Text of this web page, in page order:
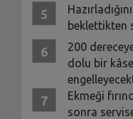
beklettikten
200
dolu bir
Ekmeği
sonra